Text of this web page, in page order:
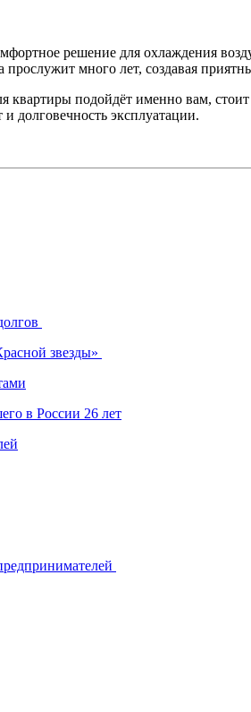
решение для охлаждения
много лет, создавая
квартиры подойдёт именно вам,
долговечность эксплуатации.
звезды»
в России 26 лет